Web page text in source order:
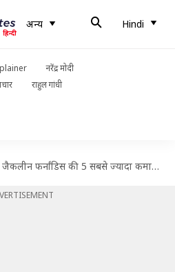
अन्य Hindi
नरेंद्र मोदी
राहुल गांधी
जैकलीन फर्नांडिस की 5 सबसे ज्यादा कमाई करने वाली फिल्में, जानिए OTT पर कहां देखें